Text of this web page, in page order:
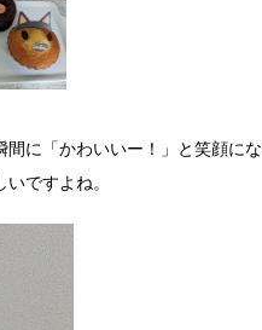
に「かわいいー！」と笑顔にな
ですよね。